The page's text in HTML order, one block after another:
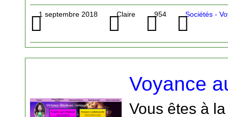
1 septembre 2018 Claire 954 Sociétés -
Voyance
Vous êtes à